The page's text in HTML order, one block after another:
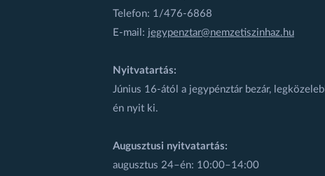
Telefon: 1/476-6868
E-mail: jegypenztar@nemzetiszinhaz.hu
Nyitvatartás:
Június 16-ától a jegypénztár bezár,
én nyit ki.
Augusztusi nyitvatartás:
augusztus 24–én: 10:00–14:00